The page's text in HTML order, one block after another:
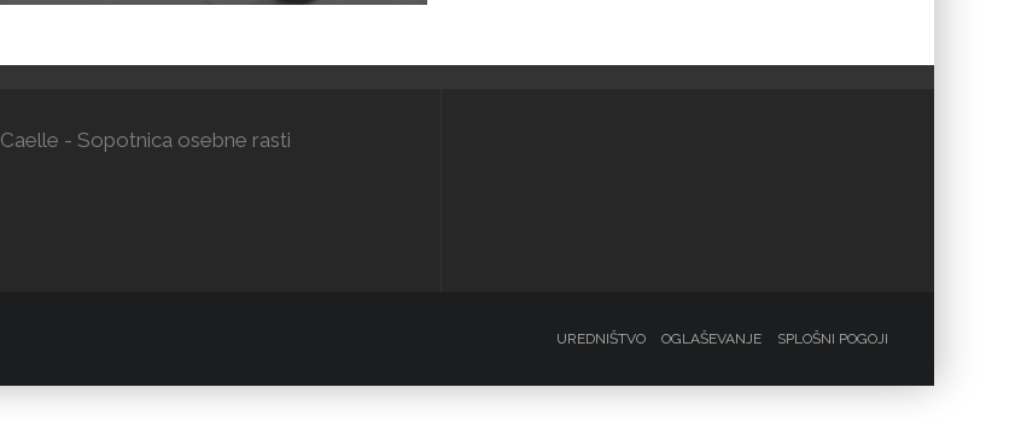
Caelle - Sopotnica osebne rasti
UREDNIŠTVO OGLAŠEVANJE SPLOŠNI POGOJI